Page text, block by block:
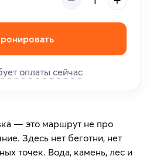
оплаты сейчас
— это маршрут не про
Здесь нет беготни, нет
точек. Вода, камень, лес и